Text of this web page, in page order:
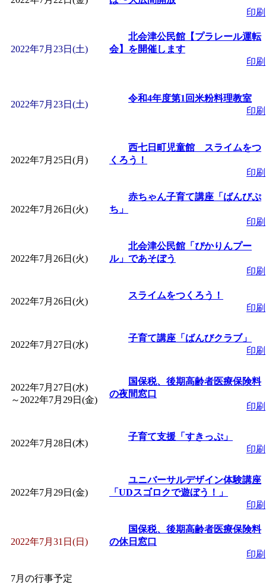
印刷
2022年7月23日(土)
北会津公民館【プラレール運転
会】を開催します
印刷
2022年7月23日(土)
令和4年度第1回米粉料理教室
印刷
2022年7月25日(月)
西七日町児童館 スライムをつ
くろう！
印刷
2022年7月26日(火)
赤ちゃん子育て講座「ばんびぷ
ち」
印刷
2022年7月26日(火)
北会津公民館「ぴかりんプー
ル」であそぼう
印刷
2022年7月26日(火)
スライムをつくろう！
印刷
2022年7月27日(水)
子育て講座「ばんびクラブ」
印刷
2022年7月27日(水)
～ 2022年7月29日(金)
国保税、後期高齢者医療保険料
の夜間窓口
印刷
2022年7月28日(木)
子育て支援「すきっぷ」
印刷
2022年7月29日(金)
ユニバーサルデザイン体験講座
「UDスゴロクで遊ぼう！」
印刷
2022年7月31日(日)
国保税、後期高齢者医療保険料
の休日窓口
印刷
7月の行事予定